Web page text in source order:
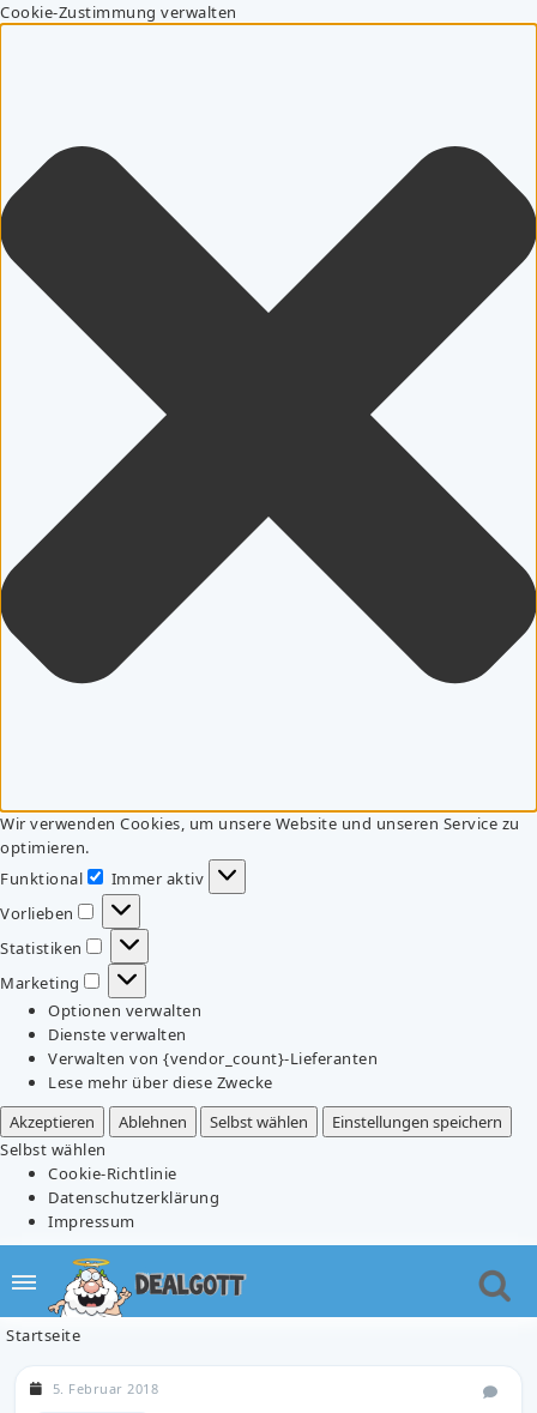
Cookie-Zustimmung verwalten
Wir verwenden Cookies, um unsere Website und unseren Service zu
optimieren.
Funktional
Funktional
Immer aktiv
Vorlieben
Vorlieben
Statistiken
Statistiken
Marketing
Marketing
Optionen verwalten
Dienste verwalten
Verwalten von {vendor_count}-Lieferanten
Lese mehr über diese Zwecke
Akzeptieren
Ablehnen Selbst wählen
Einstellungen speichern
Selbst wählen
Cookie-Richtlinie
Datenschutzerklärung
Impressum
Startseite
5. Februar 2018